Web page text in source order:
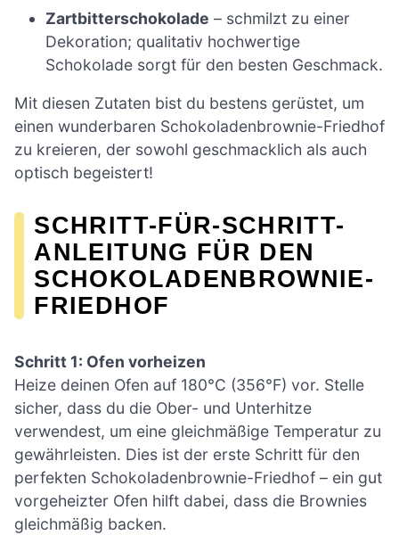
Zartbitterschokolade – schmilzt zu einer
Dekoration; qualitativ hochwertige
Schokolade sorgt für den besten Geschmack.
Mit diesen Zutaten bist du bestens gerüstet, um
einen wunderbaren Schokoladenbrownie-Friedhof
zu kreieren, der sowohl geschmacklich als auch
optisch begeistert!
SCHRITT-FÜR-SCHRITT-
ANLEITUNG FÜR DEN
SCHOKOLADENBROWNIE-
FRIEDHOF
Schritt 1: Ofen vorheizen
Heize deinen Ofen auf 180°C (356°F) vor. Stelle
sicher, dass du die Ober- und Unterhitze
verwendest, um eine gleichmäßige Temperatur zu
gewährleisten. Dies ist der erste Schritt für den
perfekten Schokoladenbrownie-Friedhof – ein gut
vorgeheizter Ofen hilft dabei, dass die Brownies
gleichmäßig backen.